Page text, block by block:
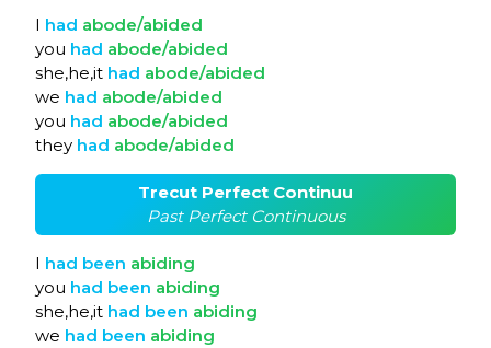
I had abode/abided
you had abode/abided
she,he,it had abode/abided
we had abode/abided
you had abode/abided
they had abode/abided
Trecut Perfect Continuu
Past Perfect Continuous
I had been abiding
you had been abiding
she,he,it had been abiding
we had been abiding